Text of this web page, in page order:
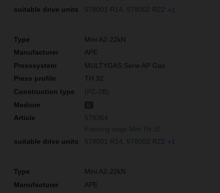
578001 R14 578002 R22 +1
Mini A2-22kN
APE
MULTYGAS Serie AP Gas
TH 32
(PZ-2B)
578364
578001 R14 578002 R22 +1
Mini A2-22kN
APE